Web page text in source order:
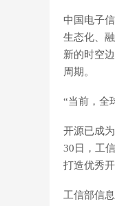
中国电子
生态化、
新的时空
周期。
“当前，全
开源已成
30日，工
打造优秀
工信部信